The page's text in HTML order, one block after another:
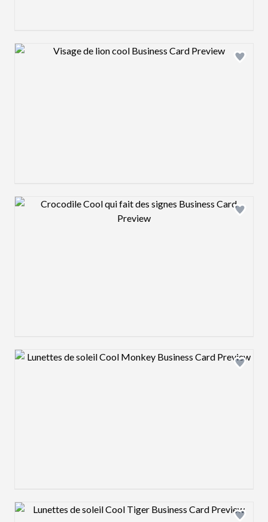
Design preview image
Design preview image
Design preview image
Design preview image